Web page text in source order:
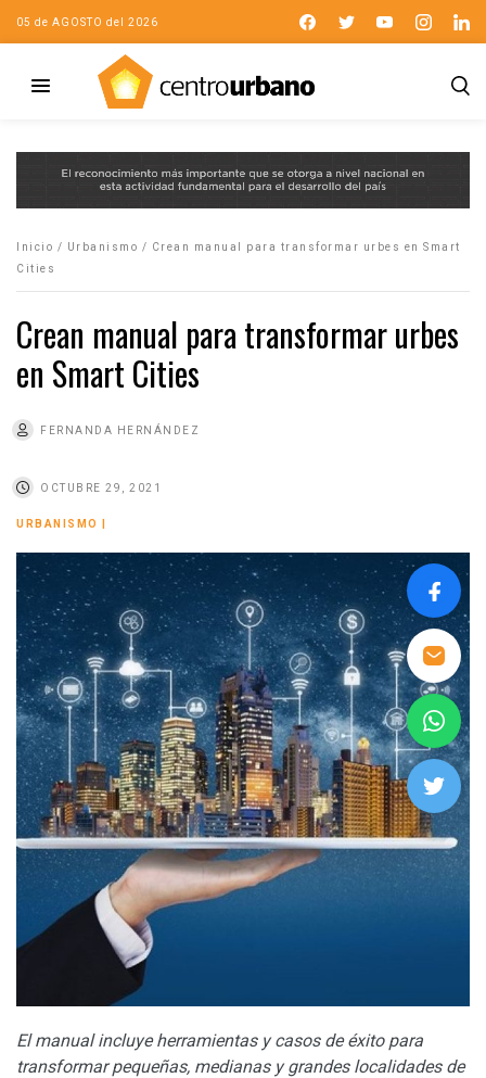
05 de AGOSTO del 2026
Inicio / Urbanismo / Crean manual para transformar urbes en Smart
Cities
Crean manual para transformar urbes
en Smart Cities
FERNANDA HERNÁNDEZ
OCTUBRE 29, 2021
URBANISMO
El manual incluye herramientas y casos de éxito para
transformar pequeñas, medianas y grandes localidades de